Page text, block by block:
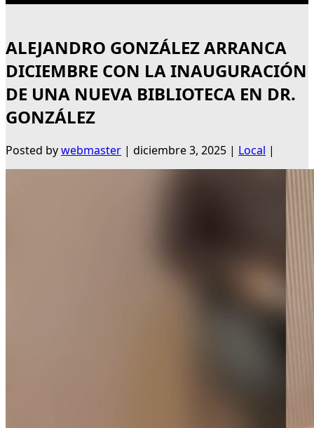
ALEJANDRO GONZÁLEZ ARRANCA
DICIEMBRE CON LA INAUGURACIÓN
DE UNA NUEVA BIBLIOTECA EN DR.
GONZÁLEZ
Posted bywebmaster | diciembre 3, 2025 | Local |